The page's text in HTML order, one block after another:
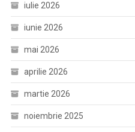
iulie 2026
iunie 2026
mai 2026
aprilie 2026
martie 2026
noiembrie 2025